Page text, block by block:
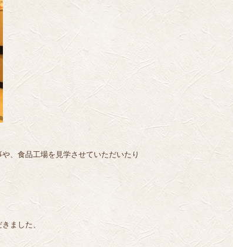
、食品工場を見学させていただいたり
ました、